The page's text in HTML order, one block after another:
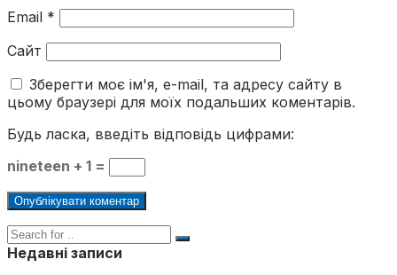
Email *
Сайт
Зберегти моє ім'я, e-mail, та адресу сайту в
цьому браузері для моїх подальших коментарів.
Будь ласка, введіть відповідь цифрами:
nineteen + 1 =
Недавні записи